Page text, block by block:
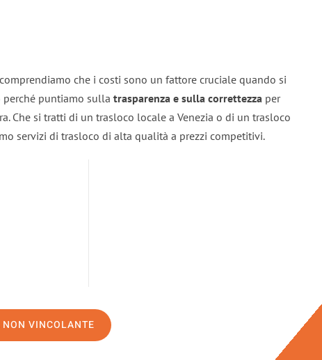
che i costi sono un fattore cruciale quando si
perché puntiamo sulla trasparenza e sulla correttezza per
Che si tratti di un trasloco locale a Venezia o di un trasloco
servizi di trasloco di alta qualità a prezzi competitivi.
VINCOLANTE